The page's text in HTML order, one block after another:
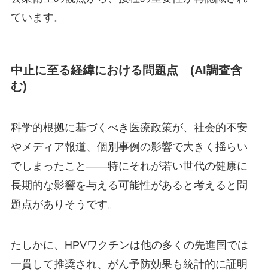
ています。
中止に至る経緯における問題点 (AI調査含
む)
科学的根拠に基づくべき医療政策が、社会的不安
やメディア報道、個別事例の影響で大きく揺らい
でしまったこと――特にそれが若い世代の健康に
長期的な影響を与える可能性があると考えると問
題点がありそうです。
たしかに、HPVワクチンは他の多くの先進国では
一貫して推奨され、がん予防効果も統計的に証明